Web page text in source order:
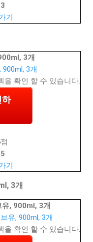
기
3개
을 확인 할 수 있습니다.
하
기
3개
, 900ml, 3개
을 확인 할 수 있습니다.